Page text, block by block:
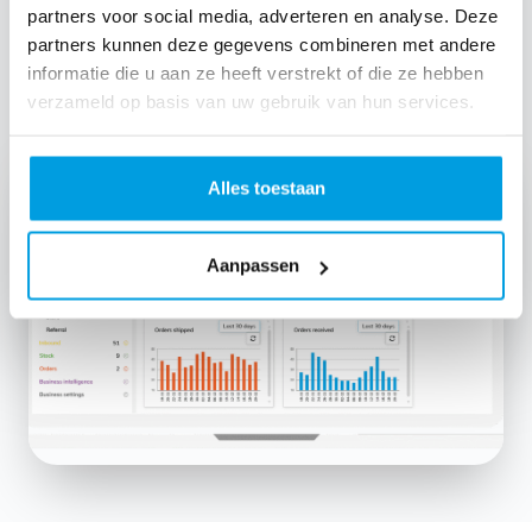
partners voor social media, adverteren en analyse. Deze
partners kunnen deze gegevens combineren met andere
informatie die u aan ze heeft verstrekt of die ze hebben
verzameld op basis van uw gebruik van hun services.
Alles toestaan
Aanpassen
Lees meer over MontaPortal →